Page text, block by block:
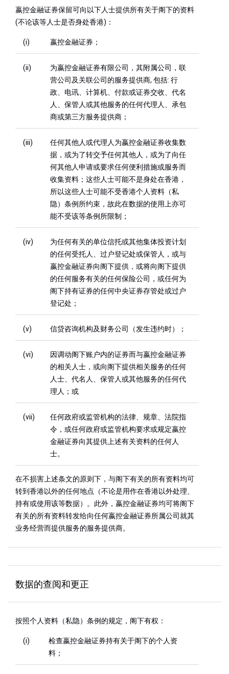
嬴控金融证券保留可向以下人士提供所有关于阁下的资料
(不论该等人士是否身处香港)：
(i) 嬴控金融证券；
(ii)
为嬴控金融证券有限公司，其附属公司，联
营公司及关联公司的服务提供商, 包括: 行
政、电讯、计算机、付款或证券交收、代名
人、保管人或其他服务的任何代理人、承包
商或第三方服务提供商；
(iii)
任何其他人或代理人为嬴控金融证券收集数
据，或为了转交予任何其他人，或为了向任
何其他人申请或要求任何便利措施或服务而
收集资料；这些人士可能不是身处在香港，
所以这些人士可能不受香港个人资料（私
隐）条例所约束，故此在数据的使用上亦可
能不受该等条例所限制；
(iv)
为任何有关的单位信托或其他集体投资计划
的任何受托人、过户登记处或保管人，或与
嬴控金融证券向阁下提供，或将向阁下提供
的任何服务有关的任何保险公司，或任何为
阁下持有证券的任何中央证券存管处或过户
登记处；
(v) 信贷咨询机构及财务公司（发生违约时）；
(vi)
因调动阁下账户内的证券而与嬴控金融证券
的相关人士，或向阁下提供相关服务的任何
人士、代名人、保管人或其他服务的任何代
理人；或
(vii)
任何政府或监管机构的法律、规章、法院指
令，或任何政府或监管机构要求或规定嬴控
金融证券向其提供上述有关资料的任何人
士。
在不损害上述条文的原则下，与阁下有关的所有资料均可
转到香港以外的任何地点（不论是用作在香港以外处理、
持有或使用该等数据）。此外，嬴控金融证券均可将阁下
有关的所有资料转发给向任何嬴控金融证券所属公司就其
业务经营而提供服务的服务提供商。
数据的查阅和更正
按照个人资料（私隐）条例的规定，阁下有权：
(i)
检查嬴控金融证券持有关于阁下的个人资
料；